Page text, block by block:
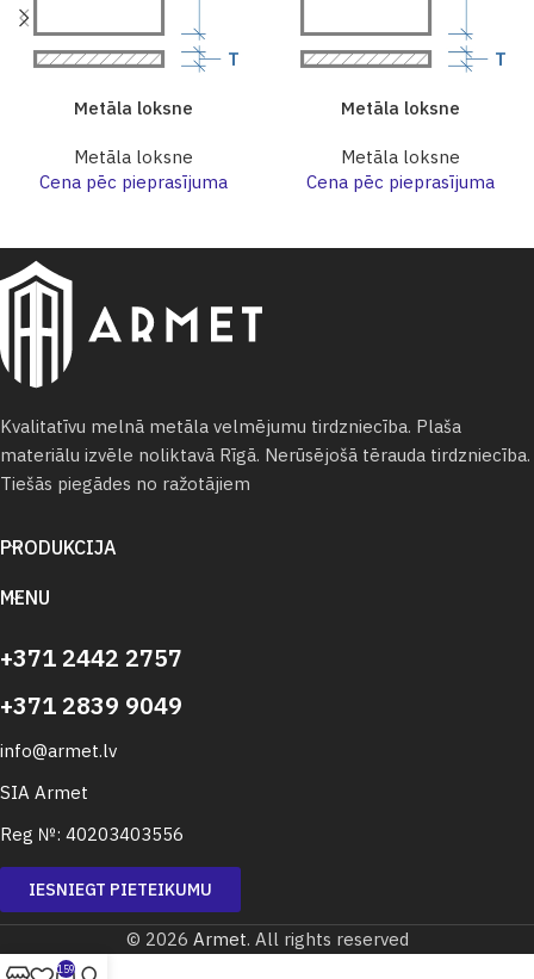
Metāla loksne
Metāla loksne
Cena pēc pieprasījuma
Metāla loksne
Metāla loksne
Cena pēc pieprasījuma
Kvalitatīvu melnā metāla velmējumu tirdzniecība. Plaša
materiālu izvēle noliktavā Rīgā. Nerūsējošā tērauda tirdzniecība.
Tiešās piegādes no ražotājiem
PRODUKCIJA
MENU
+371 2442 2757
+371 2839 9049
info@armet.lv
SIA Armet
Reg №: 40203403556
IESNIEGT PIETEIKUMU
© 2026 Armet. All rights reserved
159